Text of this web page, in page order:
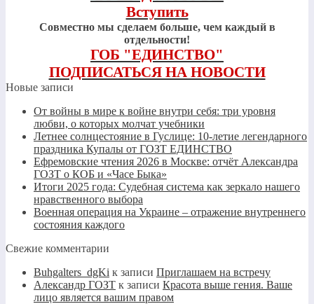
Вступить
Совместно мы сделаем больше, чем каждый в
отдельности!
ГОБ "ЕДИНСТВО"
ПОДПИСАТЬСЯ НА НОВОСТИ
Новые записи
От войны в мире к войне внутри себя: три уровня
любви, о которых молчат учебники
Летнее солнцестояние в Гуслице: 10-летие легендарного
праздника Купалы от ГОЗТ ЕДИНСТВО
Ефремовские чтения 2026 в Москве: отчёт Александра
ГОЗТ о КОБ и «Часе Быка»
Итоги 2025 года: Судебная система как зеркало нашего
нравственного выбора
Военная операция на Украине – отражение внутреннего
состояния каждого
Свежие комментарии
Buhgalters_dgKi к записи Приглашаем на встречу
Александр ГОЗТ к записи Красота выше гения. Ваше
лицо является вашим правом